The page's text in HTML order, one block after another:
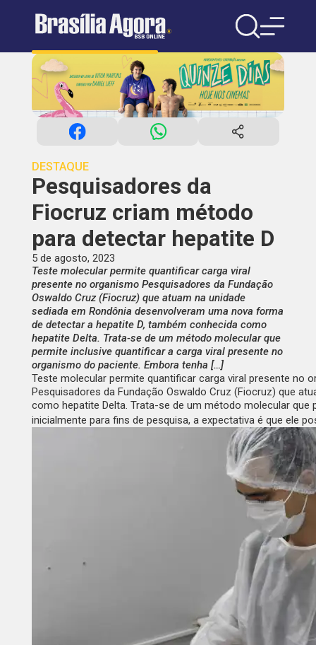
DESTAQUE
Pesquisadores da
Fiocruz criam método
para detectar hepatite D
5 de agosto, 2023
Teste molecular permite quantificar carga viral
presente no organismo Pesquisadores da Fundação
Oswaldo Cruz (Fiocruz) que atuam na unidade
sediada em Rondônia desenvolveram uma nova forma
de detectar a hepatite D, também conhecida como
hepatite Delta. Trata-se de um método molecular que
permite inclusive quantificar a carga viral presente no
organismo do paciente. Embora tenha […]
Teste molecular permite quantificar carga viral presente no
Pesquisadores da Fundação Oswaldo Cruz (Fiocruz) que
como hepatite Delta. Trata-se de um método molecular
inicialmente para fins de pesquisa, a expectativa é que ele